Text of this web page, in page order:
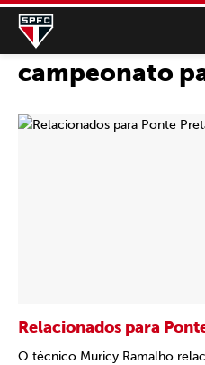
campeonato
Relacionados para
O técnico Muricy Ramalho